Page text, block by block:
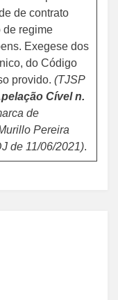
de contrato
de regime
Exegese dos
do Código
provido. (TJSP
Cível n.
de
Pereira
de 11/06/2021).